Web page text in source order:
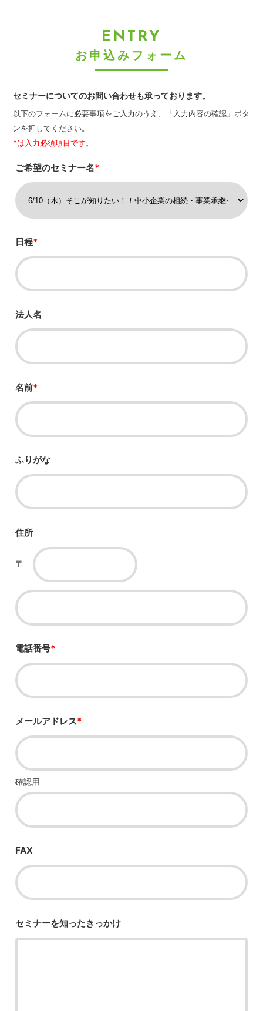
ENTRY
お申込みフォーム
セミナーについてのお問い合わせも承っております。
以下のフォームに必要事項をご入力のうえ、「入力内容の確認」ボタ
ンを押してください。
*は入力必須項目です。
ご希望のセミナー名*
日程*
法人名
名前*
ふりがな
住所
〒
電話番号*
メールアドレス*
確認用
FAX
セミナーを知ったきっかけ